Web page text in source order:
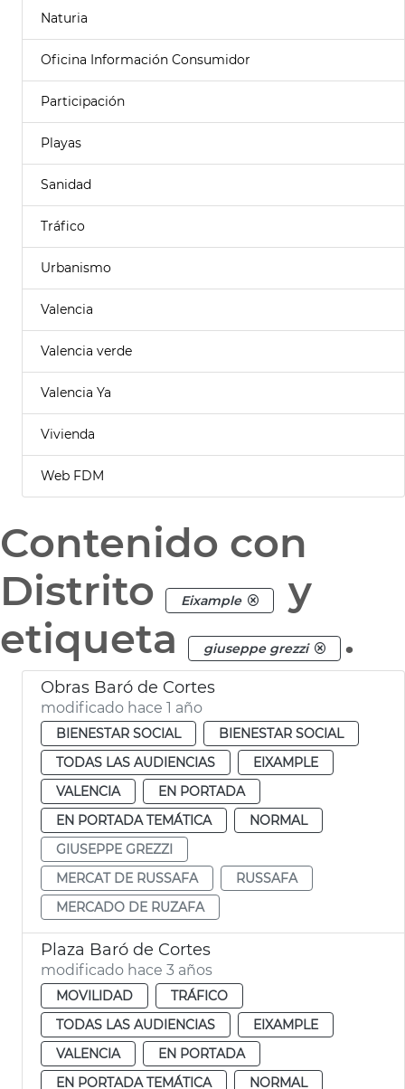
Naturia
Oficina Información Consumidor
Participación
Playas
Sanidad
Tráfico
Urbanismo
Valencia
Valencia verde
Valencia Ya
Vivienda
Web FDM
Contenido con
Distrito
Eixample
y
etiqueta
giuseppe grezzi .
Obras Baró de Cortes
modificado hace 1 año
BIENESTAR SOCIAL
BIENESTAR SOCIAL
TODAS LAS AUDIENCIAS
EIXAMPLE
VALENCIA
EN PORTADA
EN PORTADA TEMÁTICA
NORMAL
GIUSEPPE GREZZI
MERCAT DE RUSSAFA
RUSSAFA
MERCADO DE RUZAFA
Plaza Baró de Cortes
modificado hace 3 años
MOVILIDAD
TRÁFICO
TODAS LAS AUDIENCIAS
EIXAMPLE
VALENCIA
EN PORTADA
EN PORTADA TEMÁTICA
NORMAL